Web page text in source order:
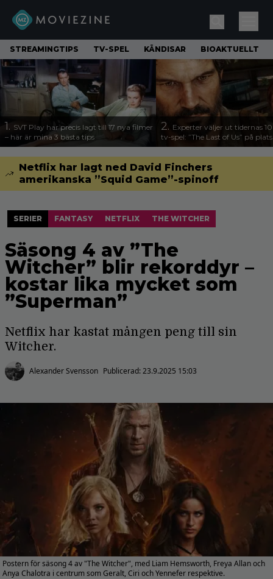
STREAMINGTIPS TV-SPEL KÄNDISAR BIOAKTUELLT
1. SVT Play har precis lagt till 17 nya filmer
– här är mina 3 bästa tips
2. Experter väljer ut tidernas
tv-spel: ”The Last of Us” på
Netflix har lagt ned David Finchers
amerikanska ”Squid Game”-spinoff
SERIER FANTASY NETFLIX THE WITCHER
Säsong 4 av ”The
Witcher” blir rekorddyr –
kostar lika mycket som
”Superman”
Netflix har kastat mången peng till sin
Witcher.
Alexander Svensson Publicerad:23.9.2025 15:03
Postern för säsong 4 av "The Witcher", med Liam Hemsworth, Freya Allan och
Anya Chalotra i centrum som Geralt, Ciri och Yennefer respektive.